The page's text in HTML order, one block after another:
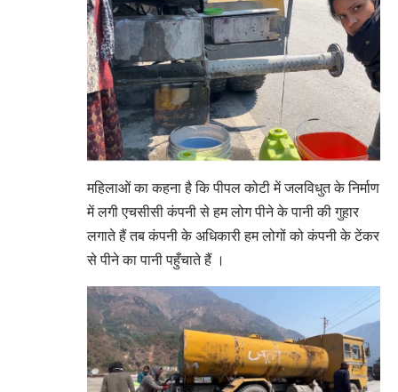
महिलाओं का कहना है कि पीपल कोटी में जलविधुत के निर्माण
में लगी एचसीसी कंपनी से हम लोग पीने के पानी की गुहार
लगाते हैं तब कंपनी के अधिकारी हम लोगों को कंपनी के टेंकर
से पीने का पानी पहुँचाते हैं ।